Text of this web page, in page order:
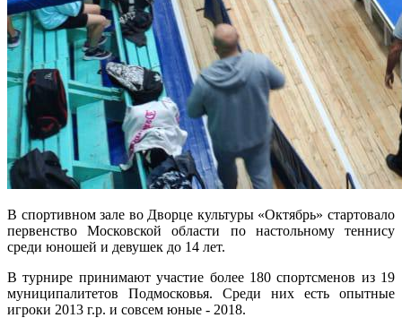
В спортивном зале во Дворце культуры «Октябрь» стартовало
первенство Московской области по настольному теннису
среди юношей и девушек до 14 лет.
В турнире принимают участие более 180 спортсменов из 19
муниципалитетов Подмосковья. Среди них есть опытные
игроки 2013 г.р. и совсем юные - 2018.